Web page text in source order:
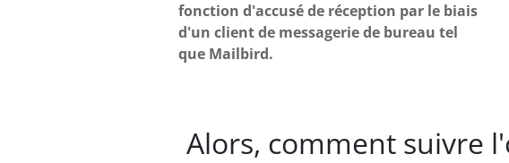
fonction d'accusé de réception par le biais
d'un client de messagerie de bureau tel
que Mailbird.
Alors, comment suivre